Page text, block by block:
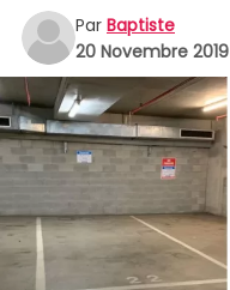
Par Baptiste
20 Novembre 2019